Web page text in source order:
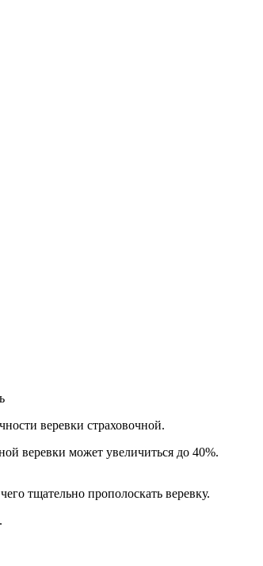
веревки страховочной.
веревки может увеличиться до 40%.
тщательно прополоскать веревку.